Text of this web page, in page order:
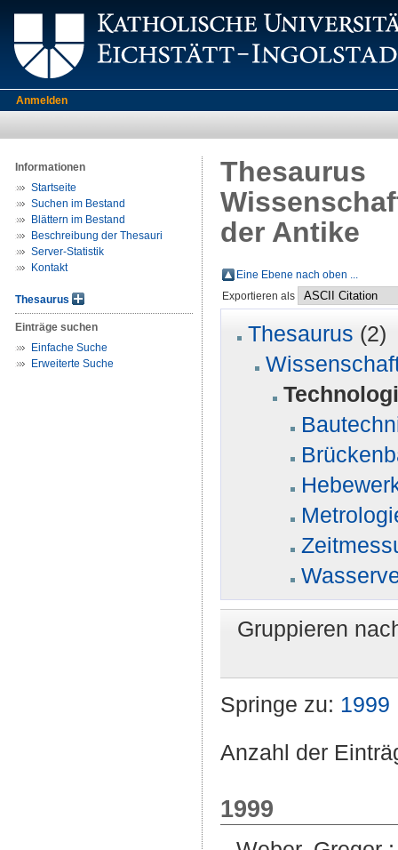
Anmelden
Informationen
Startseite
Suchen im Bestand
Blättern im Bestand
Beschreibung der Thesauri
Server-Statistik
Kontakt
Thesaurus
Einträge suchen
Einfache Suche
Erweiterte Suche
Thesaurus
der Antike
Eine Ebene nach oben ...
Exportieren als
Thesaurus (2)
Gruppieren
Springe zu: 1999
Anzahl der
1999